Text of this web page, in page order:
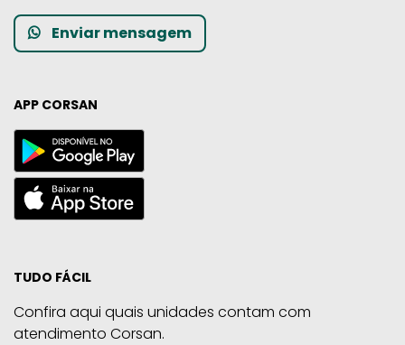
Enviar mensagem
APP CORSAN
TUDO FÁCIL
Confira aqui quais unidades contam com
atendimento Corsan.